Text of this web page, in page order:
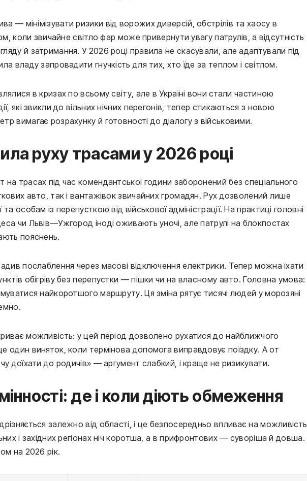
— мінімізувати ризики від ворожих диверсій, обстрілів та хаосу в
коли звичайне світло фар може привернути увагу патрулів, а відсутність
й затримання. У 2026 році правила не скасували, але адаптували під
владу запровадити гнучкість для тих, хто їде за теплом і світлом.
в кризах по всьому світу, але в Україні вони стали частиною
які звикли до вільних нічних перегонів, тепер стикаються з новою
вимагає розрахунку й готовності до діалогу з військовими.
руху трасами у 2026 році
на трасах під час комендантської години заборонений без спеціального
авто, так і вантажівок звичайних громадян. Рух дозволений лише
особам із перепусткою від військової адміністрації. На практиці головні
чи Львів—Ужгород іноді оживають уночі, але патрулі на блокпостах
пояснень.
послаблення через масові відключення електрики. Тепер можна їхати
обігріву без перепустки — пішки чи на власному авто. Головна умова:
найкоротшого маршруту. Ця зміна рятує тисячі людей у морозяні
можливість: у цей період дозволено рухатися до найближчого
один виняток, коли термінова допомога виправдовує поїздку. А от
доїхати до родичів» — аргумент слабкий, і краще не ризикувати.
де і коли діють обмеження
залежно від області, і це безпосередньо впливає на можливість
і західних регіонах ніч коротша, а в прифронтових — суворіша й довша.
на 2026 рік.